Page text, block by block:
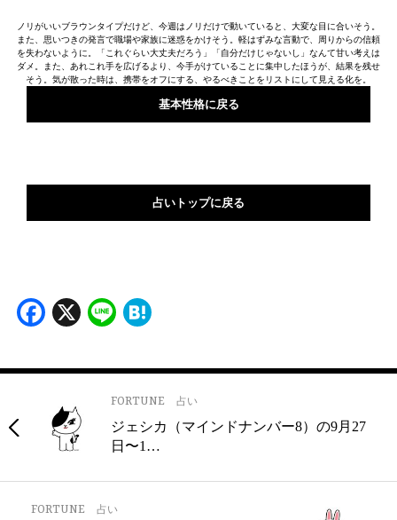
ノリがいいブラウンタイプだけど、今週はノリだけで動いていると、大変な目に合いそう。
また、思いつきの発言で職場や家族に迷惑をかけそう。軽はずみな言動で、周りからの信頼
を失わないように。「これぐらい大丈夫だろう」「自分だけじゃないし」なんて甘い考えは
ダメ。また、あれこれ手を広げるより、今手がけていることに集中したほうが、結果を残せ
そう。気が散った時は、携帯をオフにする、やるべきことをリストにして見える化を。
基本性格に戻る
占いトップに戻る
Facebook
X Line
FORTUNE 占い
ジェシカ（マインドナンバー8）の9月27
日〜1…
FORTUNE 占い